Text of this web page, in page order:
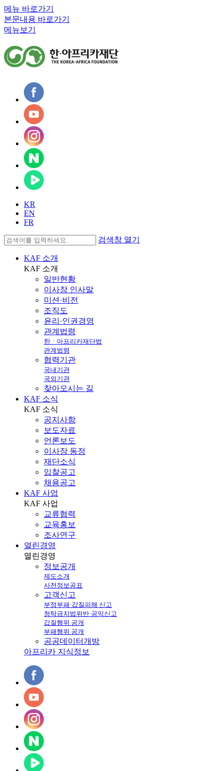
메뉴 바로가기
본문내용 바로가기
메뉴보기
KR
EN
FR
검색창 열기
KAF 소개
KAF 소개
일반현황
이사장 인사말
미션·비전
조직도
윤리·인권경영
관계법령
한ㆍ아프리카재단법
관계법령
협력기관
국내기관
국외기관
찾아오시는 길
KAF 소식
KAF 소식
공지사항
보도자료
언론보도
이사장 동정
재단소식
입찰공고
채용공고
KAF 사업
KAF 사업
교류협력
교육홍보
조사연구
열린경영
열린경영
정보공개
제도소개
사전정보공표
고객신고
부정부패·갑질피해 신고
청탁금지법위반·공익신고
갑질행위 공개
부패행위 공개
공공데이터개방
아프리카 지식정보